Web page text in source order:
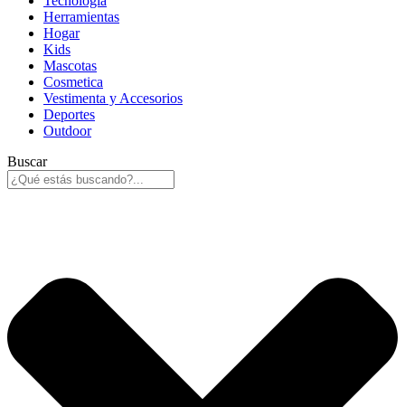
Herramientas
Hogar
Kids
Mascotas
Cosmetica
Vestimenta y Accesorios
Deportes
Outdoor
Buscar